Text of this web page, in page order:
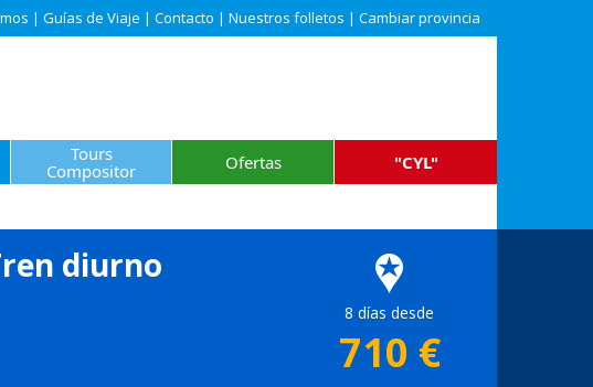
| Guías de Viaje | Contacto | Nuestros folletos | Cambiar provincia
Tours
Compositor
Ofertas "CYL"
diurno
8 días desde
710 €